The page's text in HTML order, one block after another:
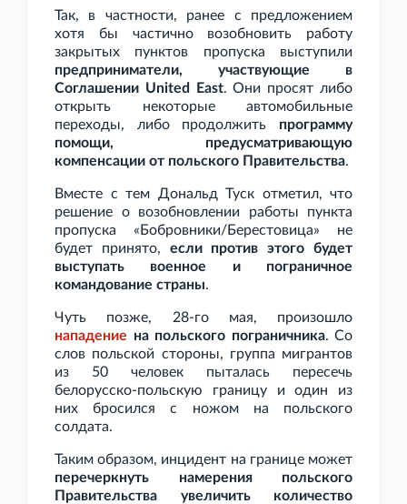
Так, в частности, ранее с предложением
хотя бы частично возобновить работу
закрытых пунктов пропуска выступили
предприниматели, участвующие в
Соглашении United East. Они просят либо
открыть некоторые автомобильные
переходы, либо продолжить программу
помощи, предусматривающую
компенсации от польского Правительства.
Вместе с тем Дональд Туск отметил, что
решение о возобновлении работы пункта
пропуска «Бобровники/Берестовица» не
будет принято, если против этого будет
выступать военное и пограничное
командование страны.
Чуть позже, 28-го мая, произошло
нападение на польского пограничника. Со
слов польской стороны, группа мигрантов
из 50 человек пыталась пересечь
белорусско-польскую границу и один из
них бросился с ножом на польского
солдата.
Таким образом, инцидент на границе может
перечеркнуть намерения польского
Правительства увеличить количество